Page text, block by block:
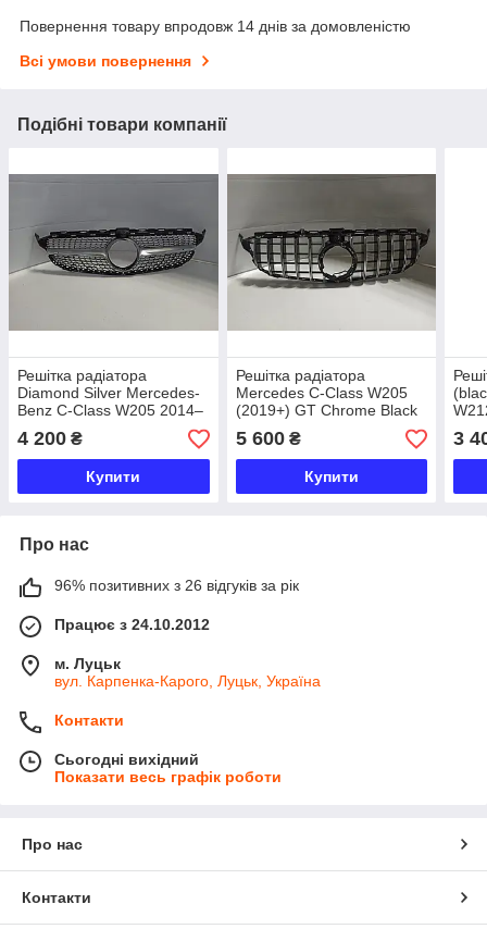
Повернення товару впродовж 14 днів за домовленістю
Всі умови повернення
Подібні товари компанії
Решітка радіатора
Diamond Silver Mercedes-
Benz C-Class W205 2014–
2018 під камеру
4 200 ₴
Купити
Решітка радіатора
Mercedes C-Class W205
(2019+) GT Chrome Black
з камерою
5 600₴
Купити
3
Про нас
96% позитивних з 26 відгуків за рік
Працює з 24.10.2012
м. Луцьк
вул. Карпенка-Карого, Луцьк, Україна
Контакти
Сьогодні вихідний
Показати весь графік роботи
Про нас
Контакти